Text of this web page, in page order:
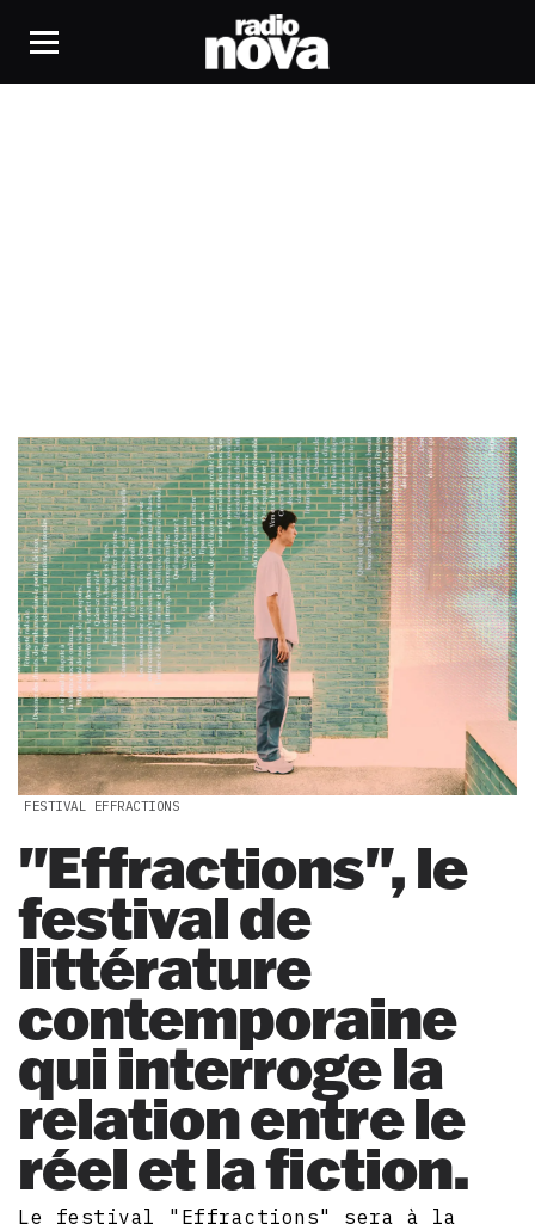
FESTIVAL EFFRACTIONS
"Effractions", le
festival de
littérature
contemporaine
qui interroge la
relation entre le
réel et la fiction.
Le festival "Effractions" sera à la